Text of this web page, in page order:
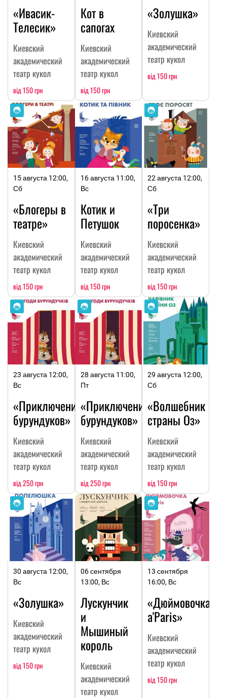
«Ивасик-
Телесик»
Киевский
академический
театр кукол
від 150 грн
Кот в
сапогах
Киевский
академический
театр кукол
від 150 грн
«Золушка»
Киевский
академический
театр кукол
від 150 грн
15 августа 12:00,
Сб
«Блогеры в
театре»
Киевский
академический
театр кукол
від 150 грн
16 августа 11:00,
Вс
Котик и
Петушок
Киевский
академический
театр кукол
від 150 грн
22 августа 12:00,
Сб
«Три
поросенка»
Киевский
академический
театр кукол
від 150 грн
23 августа 12:00,
Вс
«Приключения
бурундуков»
Киевский
академический
театр кукол
від 250 грн
28 августа 11:00,
Пт
«Приключения
бурундуков»
Киевский
академический
театр кукол
від 250 грн
29 августа 12:00,
Сб
«Волшебник
страны Оз»
Киевский
академический
театр кукол
від 150 грн
30 августа 12:00,
Вс
«Золушка»
Киевский
академический
театр кукол
від 150 грн
06 сентября
13:00, Вс
Лускунчик
и
Мышиный
король
Киевский
академический
театр кукол
13 сентября
16:00, Вс
«Дюймовочка
a'Paris»
Киевский
академический
театр кукол
від 150 грн